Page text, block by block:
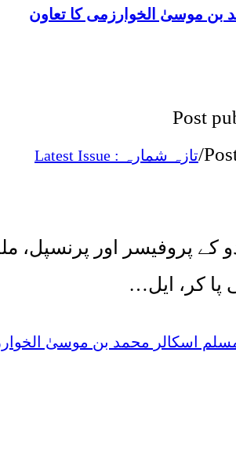
بن موسیٰ الخوارزمی کا تعاون
Post
/تازہ شمارہ : Latest Issue
پا کر، ایل…
اسکالر محمد بن موسیٰ